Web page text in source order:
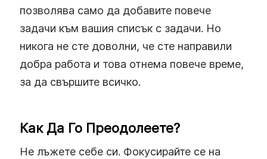
позволява само да добавите повече
задачи към вашия списък с задачи. Но
никога не сте доволни, че сте направили
добра работа и това отнема повече време,
за да свършите всичко.
Как Да Го Преодолеете?
Не лъжете себе си. Фокусирайте се на